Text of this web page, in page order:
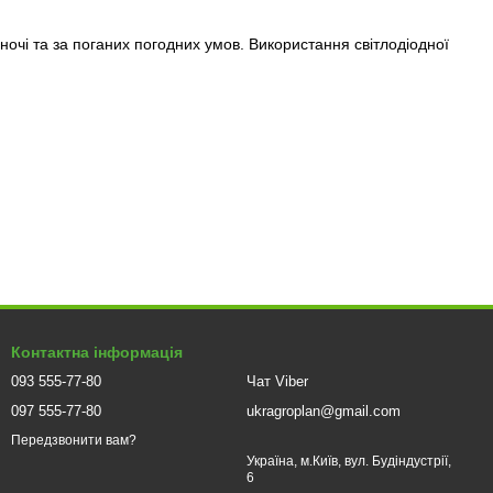
та за поганих погодних умов. Використання світлодіодної
роботи.
вашого автомобіля.
Контактна інформація
093 555-77-80
097 555-77-80
Передзвонити вам?
Чат Viber
ukragroplan@gmail.com
Україна, м.Київ, вул. Будіндустрії,
6